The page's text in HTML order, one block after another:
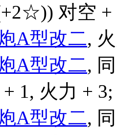
对空 +
A型改二,
A型改二,
1, 火力 + 3;
A型改二,